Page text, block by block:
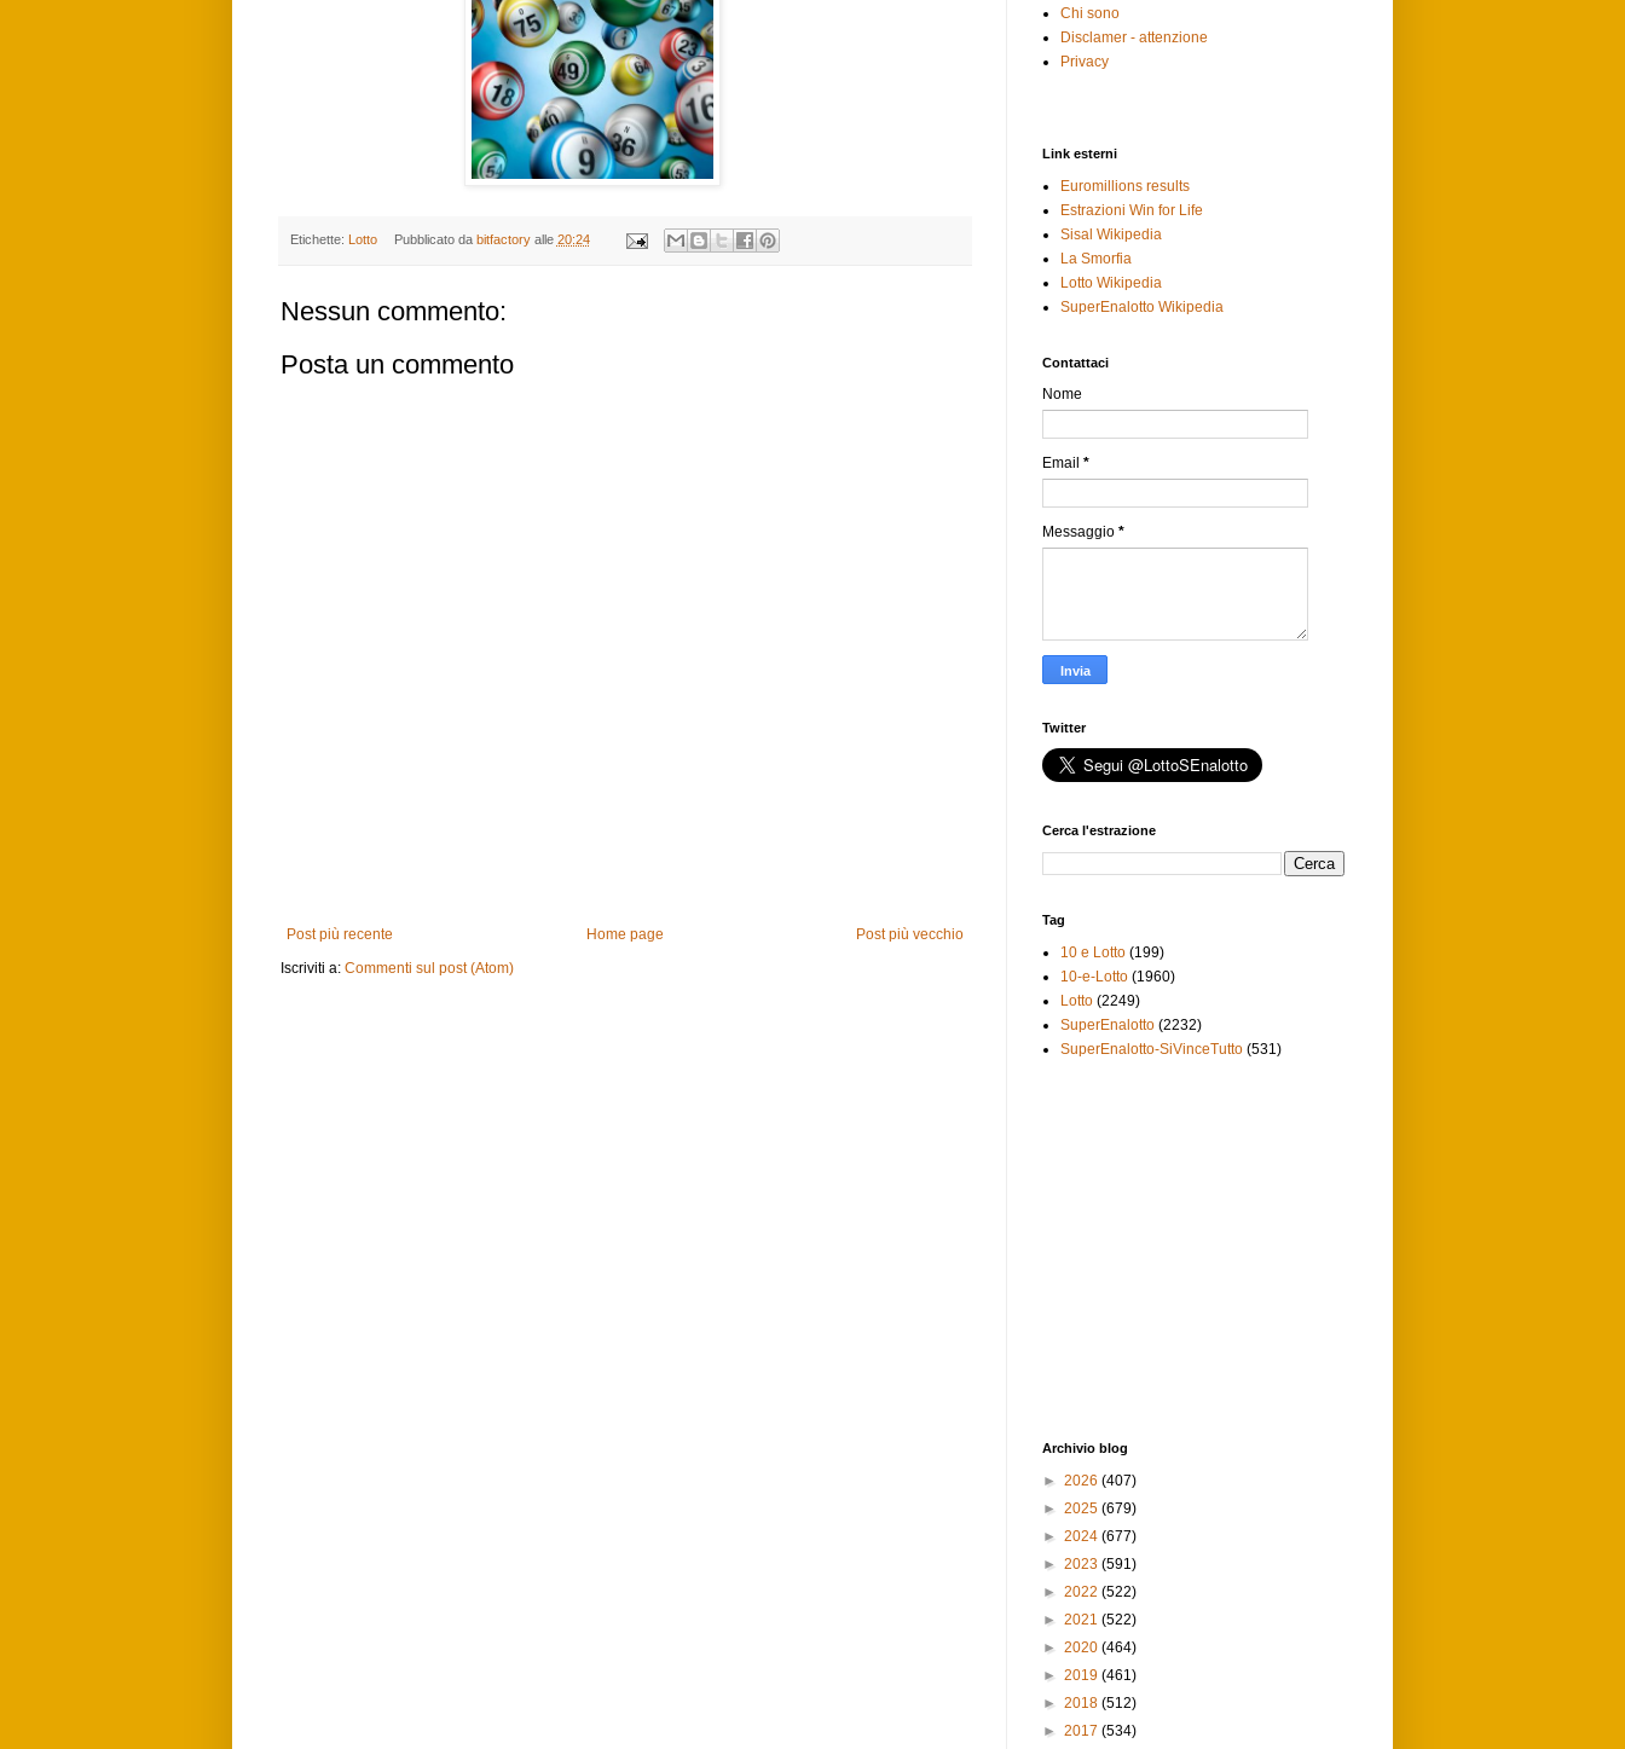
Etichette: Lotto Pubblicato da bitfactory alle 20:24
Nessun commento:
Posta un commento
Post più recente Post più vecchio
Home page
Iscriviti a: Commenti sul post (Atom)
Chi sono
Disclamer - attenzione
Privacy
Link esterni
Euromillions results
Estrazioni Win for Life
Sisal Wikipedia
La Smorfia
Lotto Wikipedia
SuperEnalotto Wikipedia
Contattaci
Nome
Email *
Messaggio *
Twitter
Cerca l'estrazione
Tag
10 e Lotto (199)
10-e-Lotto (1960)
Lotto (2249)
SuperEnalotto (2232)
SuperEnalotto-SiVinceTutto (531)
Archivio blog
► 2026 (407)
► 2025 (679)
► 2024 (677)
► 2023 (591)
► 2022 (522)
► 2021 (522)
► 2020 (464)
► 2019 (461)
► 2018 (512)
► 2017 (534)